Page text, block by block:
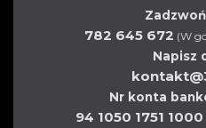
782 645 672 (W
Napisz
Nr konta
94 1050 1751